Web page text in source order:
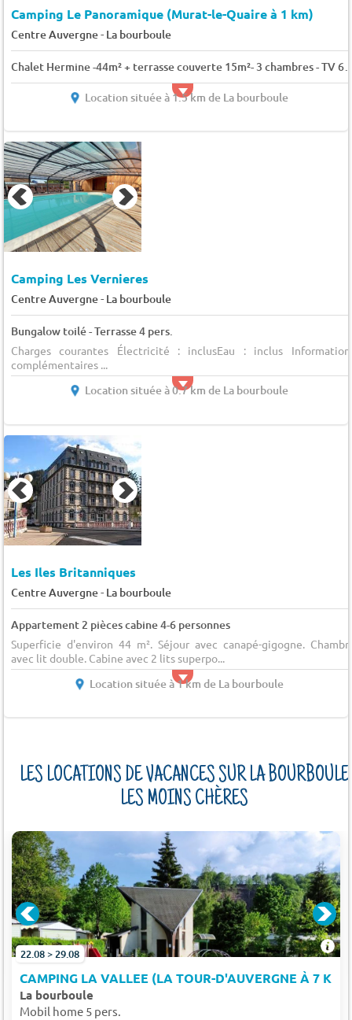
Camping Le Panoramique (Murat-le-Quaire à 1 km)
Centre Auvergne- La bourboule
Chalet Hermine -44m² + terrasse
Location située à 1.5 km de La bourboule
Camping Les Vernieres
Centre Auvergne- La bourboule
Bungalow toilé - Terrasse 4 pers.
Charges courantes Électricité : inclusEau : inclus
complémentaires ...
Location située à 0.7 km de La bourboule
Les Iles Britanniques
Centre Auvergne- La bourboule
Appartement 2 pièces cabine 4-6 personnes
Superficie d'environ 44 m². Séjour avec canapé-gigogne.
avec lit double. Cabine avec 2 lits superpo...
Location située à 1 km de La bourboule
LES LOCATIONS DE VACANCES SUR LA BOURBOULE
LES MOINS CHÈRES
22.08 > 29.08
CAMPING LA VALLEE (LA TOUR-D'AUVERGNE À 7 KM)
La bourboule
Mobil home 5 pers.